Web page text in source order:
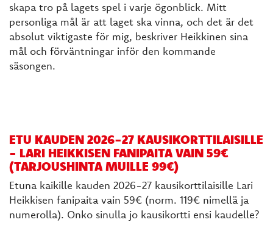
skapa tro på lagets spel i varje ögonblick. Mitt
personliga mål är att laget ska vinna, och det är det
absolut viktigaste för mig, beskriver Heikkinen sina
mål och förväntningar inför den kommande
säsongen.
ETU KAUDEN 2026-27 KAUSIKORTTILAISILLE
- LARI HEIKKISEN FANIPAITA VAIN 59€
(TARJOUSHINTA MUILLE 99€)
Etuna kaikille kauden 2026-27 kausikorttilaisille Lari
Heikkisen fanipaita vain 59€ (norm. 119€ nimellä ja
numerolla). Onko sinulla jo kausikortti ensi kaudelle?